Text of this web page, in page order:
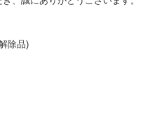
除品)